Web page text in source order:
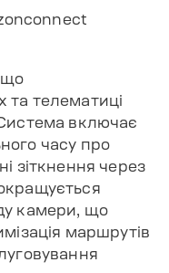
що
та телематиці
включає
часу про
зіткнення через
камери, що
маршрутів